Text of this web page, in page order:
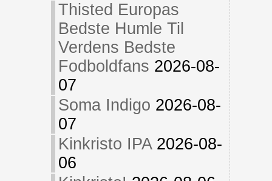
Thisted Europas
Bedste Humle Til
Verdens Bedste
Fodboldfans 2026-08-
07
Soma Indigo 2026-08-
07
Kinkristo IPA 2026-08-
06